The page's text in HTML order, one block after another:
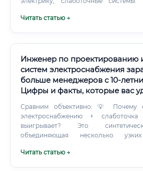
продумывают подъездные пути,
Читать статью →
Инженер по проектированию
систем электроснабжения
больше менеджеров с 10-
Цифры и факты, которые вас
Сравним объективно: 💡 Почему специальность по
электроснабжению + слаботочка
выигрывает? Это
объединяющая несколько узких
электрики до программирования
Читать статью →